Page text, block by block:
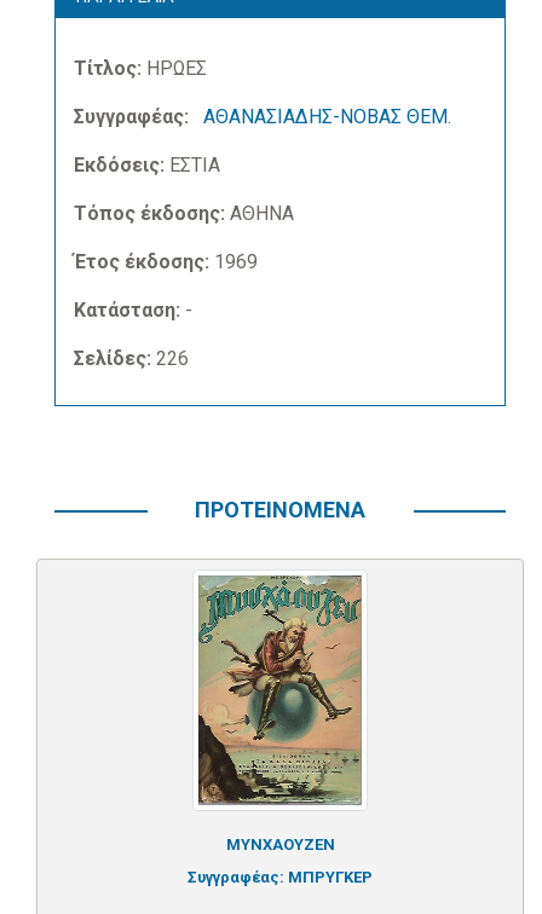
Τίτλος: ΗΡΩΕΣ
Συγγραφέας: ΑΘΑΝΑΣΙΑΔΗΣ-ΝΟΒΑΣ ΘΕΜ.
Εκδόσεις: ΕΣΤΙΑ
Τόπος έκδοσης: ΑΘΗΝΑ
Έτος έκδοσης: 1969
Κατάσταση: -
Σελίδες: 226
ΠΡΟΤΕΙΝΟΜΕΝΑ
ΜΥΝΧΑΟΥΖΕΝ
Συγγραφέας: ΜΠΡΥΓΚΕΡ